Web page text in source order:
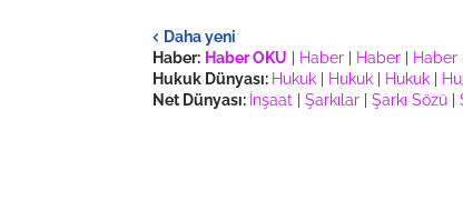
Daha yeni
Haber: Haber OKU Haber Haber Haber
Hukuk Dünyası: Hukuk Hukuk Hukuk
Net Dünyası: İnşaat Şarkılar Şarkı Sözü